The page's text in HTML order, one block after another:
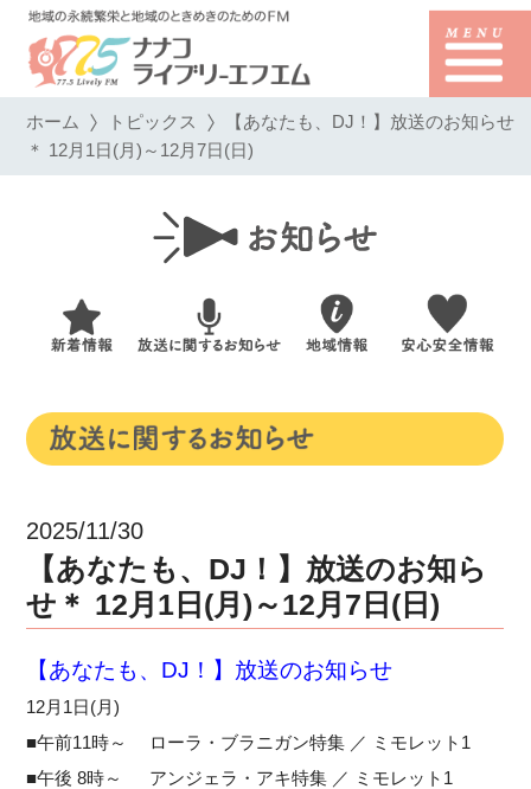
ホーム トピックス 【あなたも、DJ！】放送のお知らせ
＊ 12月1日(月)～12月7日(日)
2025/11/30
【あなたも、DJ！】放送のお知ら
せ＊ 12月1日(月)～12月7日(日)
【あなたも、DJ！】放送のお知らせ
12月1日(月)
■午前11時～ ローラ・ブラニガン特集 ／ ミモレット1
■午後 8時～ アンジェラ・アキ特集 ／ ミモレット1